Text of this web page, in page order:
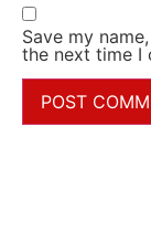
Save my
the next time I